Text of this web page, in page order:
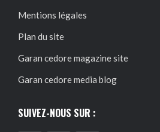
Mentions légales
Plan du site
Garan cedore magazine site
Garan cedore media blog
SUIVEZ-NOUS SUR :